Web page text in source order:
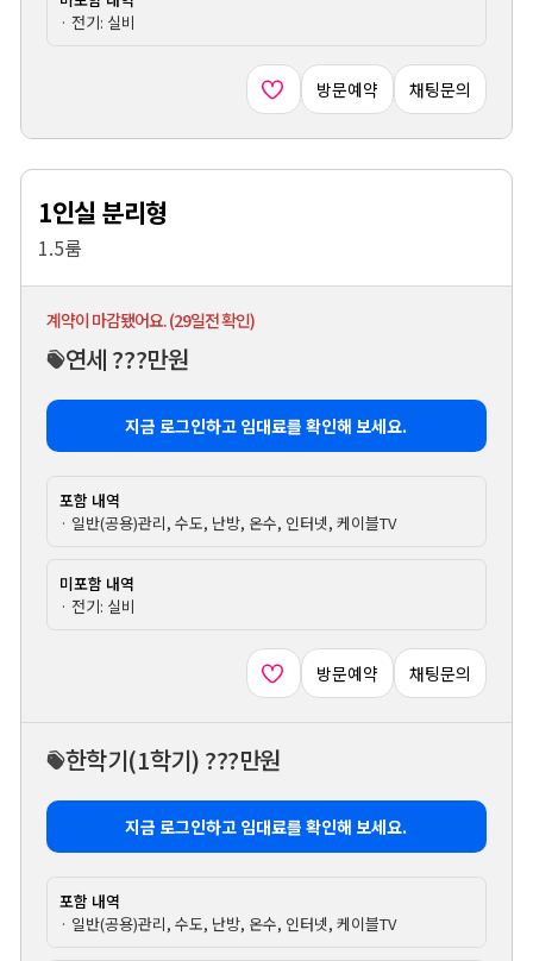
· 전기: 실비
방문예약 채팅문의
1인실 분리형
1.5룸
계약이 마감됐어요. (29일전 확인)
연세 ???만원
지금 로그인하고 임대료를 확인해 보세요.
포함 내역
· 일반(공용)관리, 수도, 난방, 온수, 인터넷, 케이블TV
미포함 내역
· 전기: 실비
방문예약 채팅문의
한학기(1학기) ???만원
지금 로그인하고 임대료를 확인해 보세요.
포함 내역
· 일반(공용)관리, 수도, 난방, 온수, 인터넷, 케이블TV